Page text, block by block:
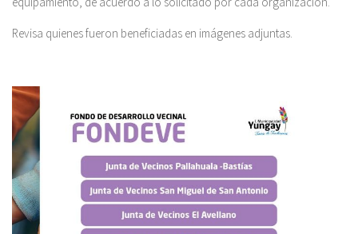
Revisa quienes fueron beneficiadas en imágenes adjuntas.